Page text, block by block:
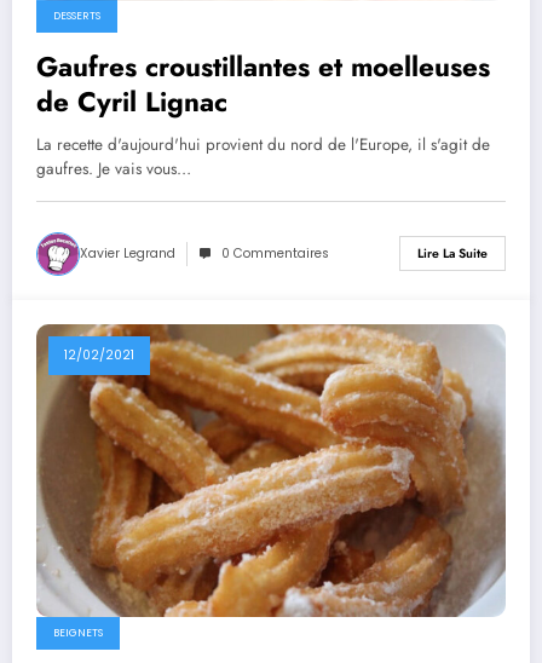
DESSERTS
Gaufres croustillantes et moelleuses
de Cyril Lignac
La recette d'aujourd'hui provient du nord de l'Europe, il s'agit de
gaufres. Je vais vous…
Xavier Legrand 0 Commentaires Lire La Suite
12/02/2021
BEIGNETS